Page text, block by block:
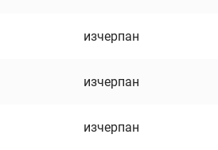
изчерпан
изчерпан
изчерпан